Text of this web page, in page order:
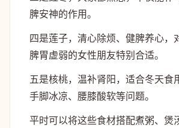
脾安神的作用。
四是莲子，清心除烦、健脾养心，
脾胃虚弱的女性朋友特别合适。
五是核桃，温补肾阳，适合冬天食
手脚冰凉、腰膝酸软等问题。
平时可以将这些食材搭配煮粥、煲